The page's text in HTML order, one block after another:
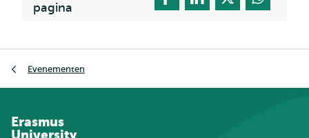
pagina
Evenementen
Erasmus
University